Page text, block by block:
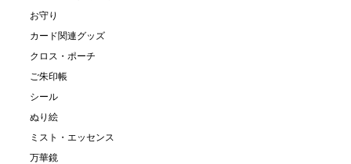
お守り
カード関連グッズ
クロス・ポーチ
ご朱印帳
シール
ぬり絵
ミスト・エッセンス
万華鏡